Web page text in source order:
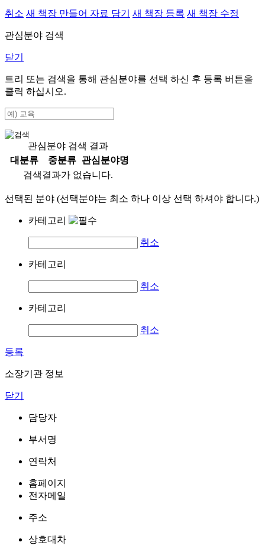
취소 새 책장 만들어 자료 담기 새 책장 등록 새 책장 수정
관심분야 검색
닫기
트리 또는 검색을 통해 관심분야를 선택 하신 후 등록 버튼을
클릭 하십시오.
관심분야 검색 결과
대분류
중분류
관심분야명
검색결과가 없습니다.
선택된 분야 (선택분야는 최소 하나 이상 선택 하셔야 합니다.)
카테고리
취소
카테고리
취소
카테고리
취소
등록
소장기관 정보
닫기
담당자
부서명
연락처
홈페이지
전자메일
주소
상호대차